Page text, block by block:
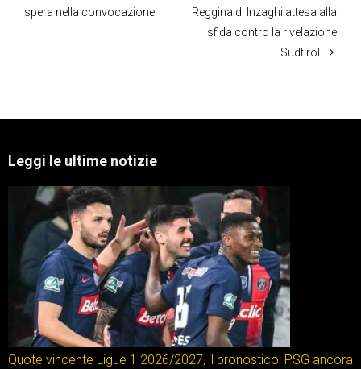
spera nella convocazione
Reggina di Inzaghi attesa alla
sfida contro la rivelazione
Sudtirol
Leggi le ultime notizie
Quote vincente Ligue 1 2026/2027, il pronostico: PSG ancora